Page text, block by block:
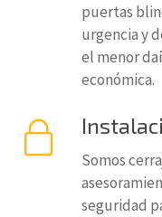
puertas
urgencia y
el menor
económica.
Somos
seguridad